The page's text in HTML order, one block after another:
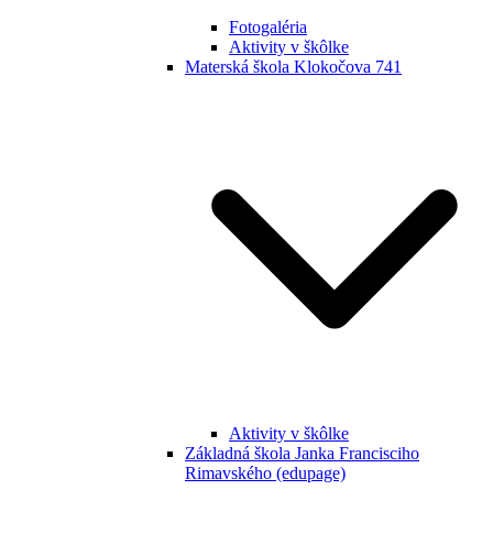
Fotogaléria
Aktivity v škôlke
Materská škola Klokočova 741
Aktivity v škôlke
Základná škola Janka Francisciho
Rimavského (edupage)